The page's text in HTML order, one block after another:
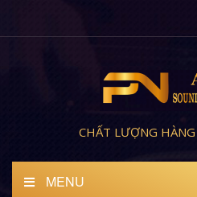
CHẤT LƯỢNG
MENU